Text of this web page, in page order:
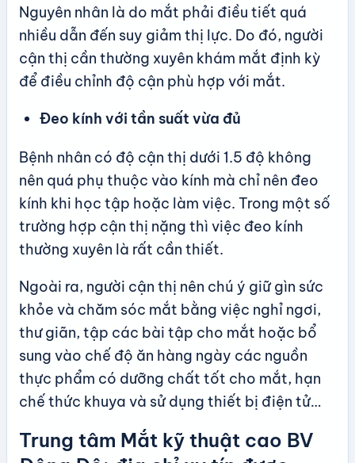
Nguyên nhân là do mắt phải điều tiết quá
nhiều dẫn đến suy giảm thị lực. Do đó, người
cận thị cần thường xuyên khám mắt định kỳ
để điều chỉnh độ cận phù hợp với mắt.
Đeo kính với tần suất vừa đủ
Bệnh nhân có độ cận thị dưới 1.5 độ không
nên quá phụ thuộc vào kính mà chỉ nên đeo
kính khi học tập hoặc làm việc. Trong một số
trường hợp cận thị nặng thì việc đeo kính
thường xuyên là rất cần thiết.
Ngoài ra, người cận thị nên chú ý giữ gìn sức
khỏe và chăm sóc mắt bằng việc nghỉ ngơi,
thư giãn, tập các bài tập cho mắt hoặc bổ
sung vào chế độ ăn hàng ngày các nguồn
thực phẩm có dưỡng chất tốt cho mắt, hạn
chế thức khuya và sử dụng thiết bị điện tử…
Trung tâm Mắt kỹ thuật cao BV